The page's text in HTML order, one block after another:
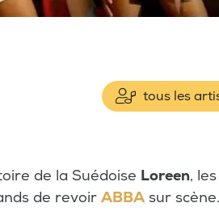
tous les
de la Suédoise Loreen,
de revoir ABBA sur scène.